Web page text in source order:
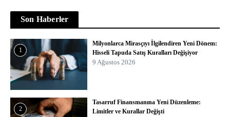
Son Haberler
1
Milyonlarca Mirasçıyı İlgilendiren Yeni Dönem:
Hisseli Tapuda Satış Kuralları Değişiyor
9 Ağustos 2026
2
Tasarruf Finansmanına Yeni Düzenleme:
Limitler ve Kurallar Değişti